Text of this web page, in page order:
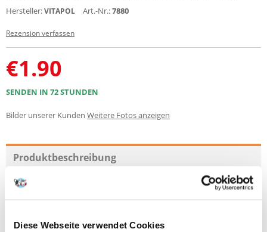
Diese Webseite verwendet Cookies
Hersteller:VITAPOL Art.-Nr.:7880
Rezension verfassen
€1.90
SENDEN IN 72 STUNDEN
Bilder unserer Kunden Weitere Fotos anzeigen
Produktbeschreibung
Smaker sorgen für Abwechslung und ergänzen die Ernährung von
Nagetieren
Leinsamen reichern den Snack mit den Vitaminen B1, B6, Magnesium,